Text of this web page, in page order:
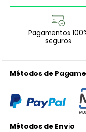
Pagamentos
seguros
Métodos de
Métodos de Envio